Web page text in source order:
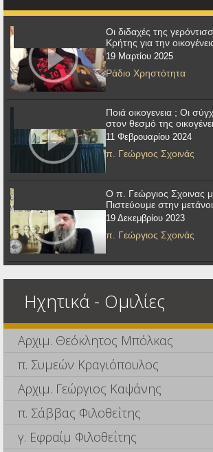
Οι διδαχές της
Κρήτης για την
19 Μαρτίου 2025
Ράδιο Χρηστότητα
Ποιά οικογενεια ; Οι
στον θεσμό της
11 Φεβρουαρίου 2024
π. Γεώργιος Σχοινάς
Ο π. Γεώργιος Σχοινας
Πιστεύουμε στην
19 Δεκεμβρίου 2023
π. Γεώργιος Σχοινάς
Ηχητικά - Ομιλίες
Αρχιμ. Θεόκλητος Μπόλκας
π. Συμεών Κραγιόπουλος
Αρχιμ. Γεώργιος Καψάνης
π. Σάββας Φιλοθεΐτης
γ. Εφραίμ Φιλοθεΐτης